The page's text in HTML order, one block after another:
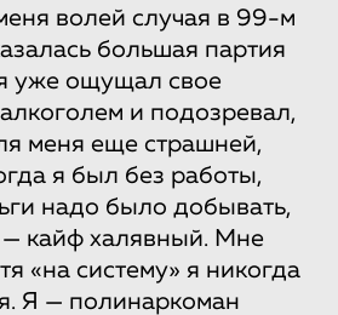
волей случая в 99-м
большая партия
уже ощущал свое
и подозревал,
меня еще страшней,
я был без работы,
надо было добывать,
— кайф халявный. Мне
«на систему» я никогда
Я — полинаркоман